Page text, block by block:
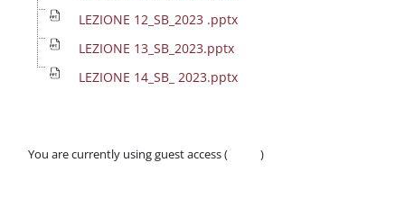
LEZIONE 12_SB_2023 .pptx
LEZIONE 13_SB_2023.pptx
LEZIONE 14_SB_ 2023.pptx
You are currently using guest access (
)